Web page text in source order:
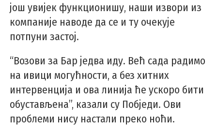
још увијек функционишу, наши извори из
компаније наводе да се и ту очекује
потпуни застој.
“Возови за Бар једва иду. Већ сада радимо
на ивици могућности, а без хитних
интервенција и ова линија ће ускоро бити
обустављена”, казали су Побједи. Ови
проблеми нису настали преко ноћи.